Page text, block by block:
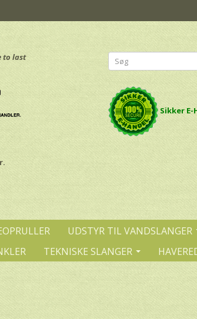
to last
Sikker
UDSTYR TIL VANDSLANGER
TEKNISKE SLANGER